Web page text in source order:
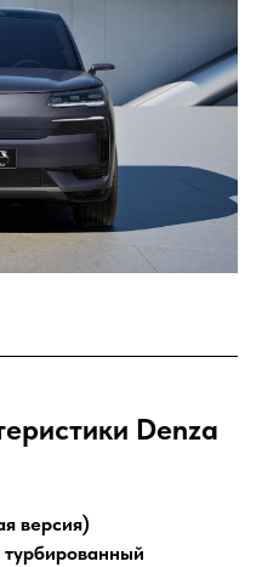
Denza
версия)
турбированный